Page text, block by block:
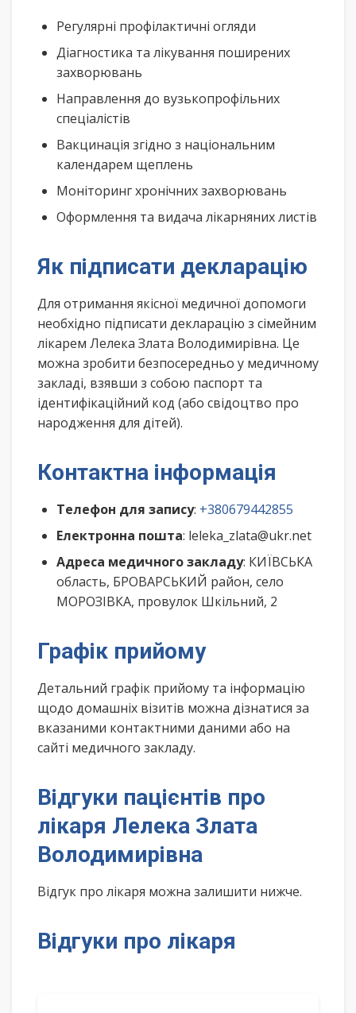
Регулярні профілактичні огляди
Діагностика та лікування поширених
захворювань
Направлення до вузькопрофільних
спеціалістів
Вакцинація згідно з національним
календарем щеплень
Моніторинг хронічних захворювань
Оформлення та видача лікарняних листів
Як підписати декларацію
Для отримання якісної медичної допомоги
необхідно підписати декларацію з сімейним
лікарем Лелека Злата Володимирівна. Це
можна зробити безпосередньо у медичному
закладі, взявши з собою паспорт та
ідентифікаційний код (або свідоцтво про
народження для дітей).
Контактна інформація
Телефон для запису: +380679442855
Електронна пошта: leleka_zlata@ukr.net
Адреса медичного закладу: КИЇВСЬКА
область, БРОВАРСЬКИЙ район, село
МОРОЗІВКА, провулок Шкільний, 2
Графік прийому
Детальний графік прийому та інформацію
щодо домашніх візитів можна дізнатися за
вказаними контактними даними або на
сайті медичного закладу.
Відгуки пацієнтів про
лікаря Лелека Злата
Володимирівна
Відгук про лікаря можна залишити нижче.
Відгуки про лікаря